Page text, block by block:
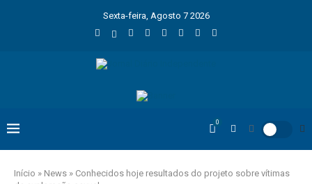
Sexta-feira, Agosto 7 2026
0
Início » News » Conhecidos hoje resultados do projeto sobre vítimas